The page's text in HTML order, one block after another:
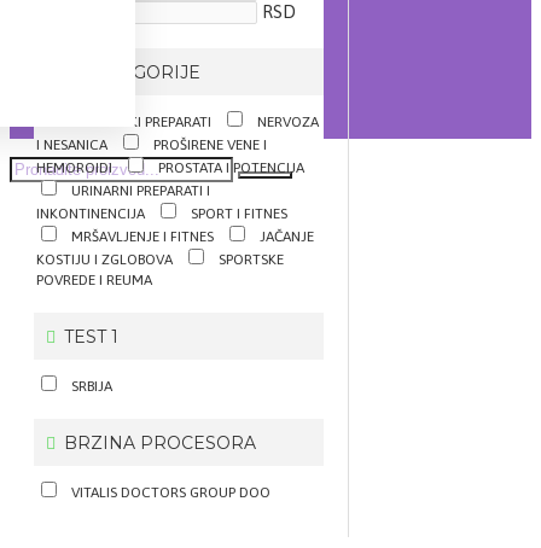
RSD
IZ KATEGORIJE
DIJETETSKI PREPARATI
NERVOZA
I NESANICA
PROŠIRENE VENE I
HEMOROIDI
PROSTATA I POTENCIJA
URINARNI PREPARATI I
INKONTINENCIJA
SPORT I FITNES
MRŠAVLJENJE I FITNES
JAČANJE
KOSTIJU I ZGLOBOVA
SPORTSKE
POVREDE I REUMA
TEST 1
SRBIJA
BRZINA PROCESORA
VITALIS DOCTORS GROUP DOO